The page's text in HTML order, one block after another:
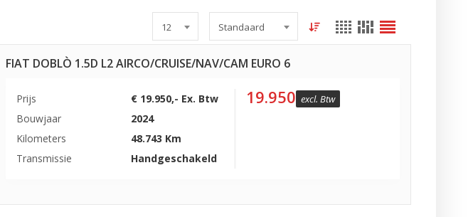
12 Standaard
FIAT DOBLÒ 1.5D L2 AIRCO/CRUISE/NAV/CAM EURO 6
Prijs
€ 19.950,- Ex. Btw
Bouwjaar
2024
Kilometers
48.743 Km
Transmissie
Handgeschakeld
19.950 excl. Btw